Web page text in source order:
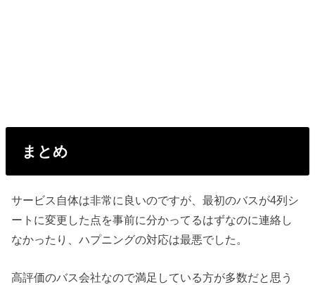
まとめ
サービス自体は非常に良いのですが、最初のバスが4列シ
ートに変更した点を事前に分かってるはずなのに連絡し
なかったり、ハプニングの対応は最悪でした。
高評価のバス会社なので満足している方が多数だと思う